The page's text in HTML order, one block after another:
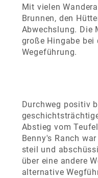
Mit vielen
Brunnen, den
Abwechslung. Die
große Hingabe bei
Wegeführung.
Durchweg positiv
Abstieg vom
Benny's Ranch
steil und
über eine andere
alternative